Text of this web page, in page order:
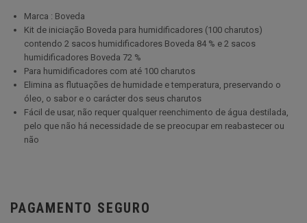
Marca : Boveda
Kit de iniciação Boveda para humidificadores (100 charutos)
contendo 2 sacos humidificadores Boveda 84 % e 2 sacos
humidificadores Boveda 72 %
Para humidificadores com até 100 charutos
Elimina as flutuações de humidade e temperatura, preservando o
óleo, o sabor e o carácter dos seus charutos
Fácil de usar, não requer qualquer reenchimento de água destilada,
pelo que não há necessidade de se preocupar em reabastecer ou
não
PAGAMENTO SEGURO